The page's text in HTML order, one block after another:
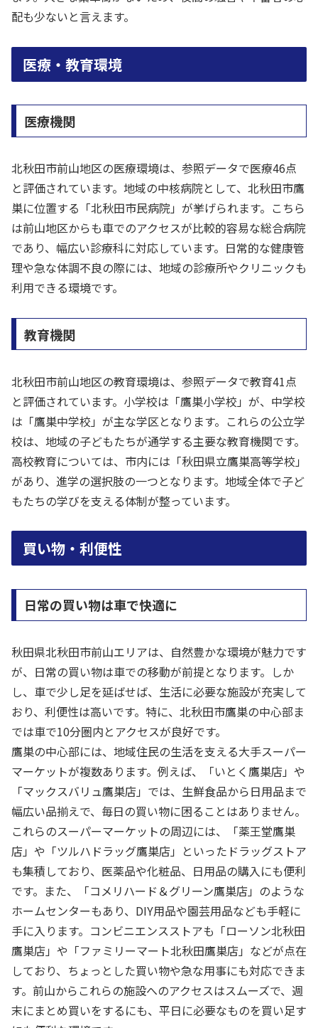
配も少ないと言えます。
医療・教育環境
医療機関
北秋田市前山地区の医療環境は、参照データで医療46点
と評価されています。地域の中核病院として、北秋田市鷹
巣に位置する「北秋田市民病院」が挙げられます。こちら
は前山地区からも車でのアクセスが比較的容易な総合病院
であり、幅広い診療科に対応しています。日常的な健康管
理や急な体調不良の際には、地域の診療所やクリニックも
利用できる環境です。
教育機関
北秋田市前山地区の教育環境は、参照データで教育41点
と評価されています。小学校は「鷹巣小学校」が、中学校
は「鷹巣中学校」が主な学区となります。これらの公立学
校は、地域の子どもたちが通学する主要な教育機関です。
高校教育については、市内には「秋田県立鷹巣高等学校」
があり、進学の選択肢の一つとなります。地域全体で子ど
もたちの学びを支える体制が整っています。
買い物・利便性
日常の買い物は車で快適に
秋田県北秋田市前山エリアは、自然豊かな環境が魅力です
が、日常の買い物は車での移動が前提となります。しか
し、車で少し足を延ばせば、生活に必要な施設が充実して
おり、利便性は高いです。特に、北秋田市鷹巣の中心部ま
では車で10分圏内とアクセスが良好です。
鷹巣の中心部には、地域住民の生活を支える大手スーパー
マーケットが複数あります。例えば、「いとく鷹巣店」や
「マックスバリュ鷹巣店」では、生鮮食品から日用品まで
幅広い品揃えで、毎日の買い物に困ることはありません。
これらのスーパーマーケットの周辺には、「薬王堂鷹巣
店」や「ツルハドラッグ鷹巣店」といったドラッグストア
も集積しており、医薬品や化粧品、日用品の購入にも便利
です。また、「コメリハード＆グリーン鷹巣店」のような
ホームセンターもあり、DIY用品や園芸用品なども手軽に
手に入ります。コンビニエンスストアも「ローソン北秋田
鷹巣店」や「ファミリーマート北秋田鷹巣店」などが点在
しており、ちょっとした買い物や急な用事にも対応できま
す。前山からこれらの施設へのアクセスはスムーズで、週
末にまとめ買いをするにも、平日に必要なものを買い足す